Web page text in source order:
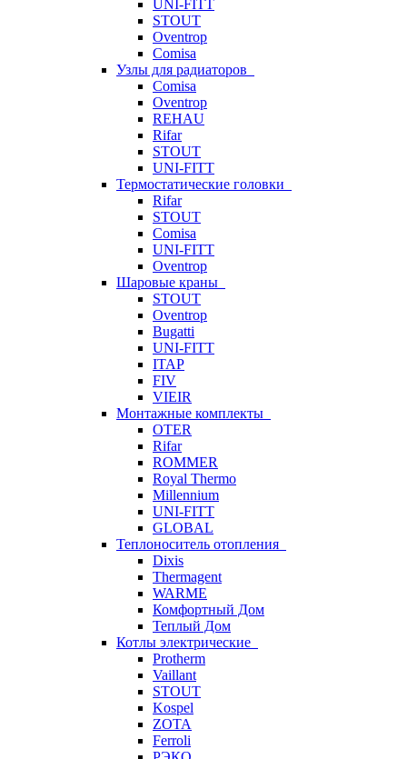
UNI-FITT
STOUT
Oventrop
Comisa
Узлы для радиаторов
Comisa
Oventrop
REHAU
Rifar
STOUT
UNI-FITT
Термостатические головки
Rifar
STOUT
Comisa
UNI-FITT
Oventrop
Шаровые краны
STOUT
Oventrop
Bugatti
UNI-FITT
ITAP
FIV
VIEIR
Монтажные комплекты
OTER
Rifar
ROMMER
Royal Thermo
Millennium
UNI-FITT
GLOBAL
Теплоноситель отопления
Dixis
Thermagent
WARME
Комфортный Дом
Теплый Дом
Котлы электрические
Protherm
Vaillant
STOUT
Kospel
ZOTA
Ferroli